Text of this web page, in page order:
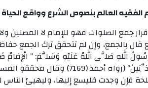
الفقيه العالم بنصوص الشرع وواقع
جمع الصلوات فهو للإمام لا المصلين
قال بالجمع، وإن لم تتحقق ترك الجمع
اللهِ صَلَّى اللهُ عَلَيْهِ وَسَلَّمَ: ” الْإِمَامُ
لِلْمُؤَذِّنِينَ” (رواه أحمد
فإن وجدت فليسع إليها، وليهيئ الناس